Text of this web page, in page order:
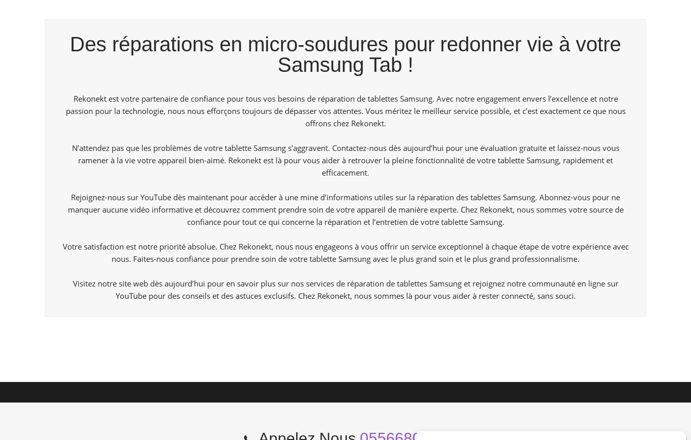
Des réparations en micro-soudures pour redonner vie à votre
Samsung Tab !
Rekonektest votre partenaire de confiance pour tous vos besoins de réparation de tablettes Samsung. Avec notre engagement envers l’excellence et notre
passion pour la technologie, nous nous efforçons toujours de dépasser vos attentes. Vous méritez le meilleur service possible, et c’est exactement ce que nous
offrons chez Rekonekt.
N’attendez pas que les problèmes de votre tablette Samsung s’aggravent. Contactez-nous dès aujourd’hui pour une évaluation gratuite et laissez-nous vous
ramener à la vie votre appareil bien-aimé. Rekonekt est là pour vous aider à retrouver la pleine fonctionnalité de votre tablette Samsung, rapidement et
efficacement.
Rejoignez-nous sur YouTube dès maintenant pour accéder à une mine d’informations utiles sur la réparation des tablettes Samsung. Abonnez-vous pour ne
manquer aucune vidéo informative et découvrez comment prendre soin de votre appareil de manière experte. Chez Rekonekt, nous sommes votre source de
confiance pour tout ce qui concerne la réparation et l’entretien de votre tablette Samsung.
Votre satisfaction est notre priorité absolue. Chez Rekonekt, nous nous engageons à vous offrir un service exceptionnel à chaque étape de votre expérience avec
nous. Faites-nous confiance pour prendre soin de votre tablette Samsung avec le plus grand soin et le plus grand professionnalisme.
Visitez notre site web dès aujourd’hui pour en savoir plus sur nos services de réparation de tablettes Samsung et rejoignez notre communauté en ligne sur
YouTubepour des conseils et des astuces exclusifs. Chez Rekonekt, nous sommes là pour vous aider à rester connecté, sans souci.